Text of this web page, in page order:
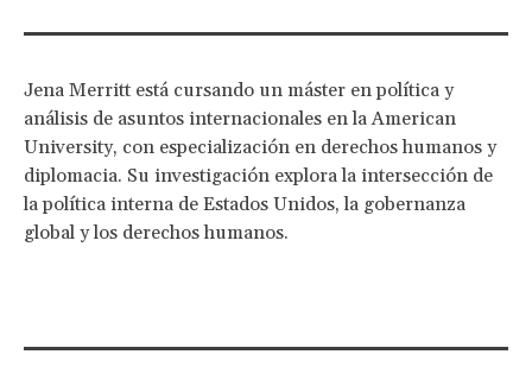
Jena Merritt está cursando un máster en política y
análisis de asuntos internacionales en la American
University, con especialización en derechos humanos y
diplomacia. Su investigación explora la intersección de
la política interna de Estados Unidos, la gobernanza
global y los derechos humanos.